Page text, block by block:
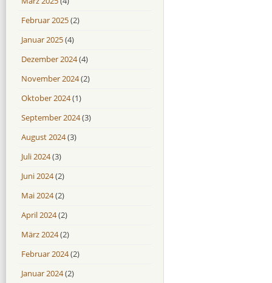
Februar 2025(2)
Januar 2025(4)
Dezember 2024(4)
November 2024(2)
Oktober 2024(1)
September 2024(3)
August 2024(3)
Juli 2024(3)
Juni 2024(2)
Mai 2024(2)
April 2024(2)
März 2024(2)
Februar 2024(2)
Januar 2024(2)